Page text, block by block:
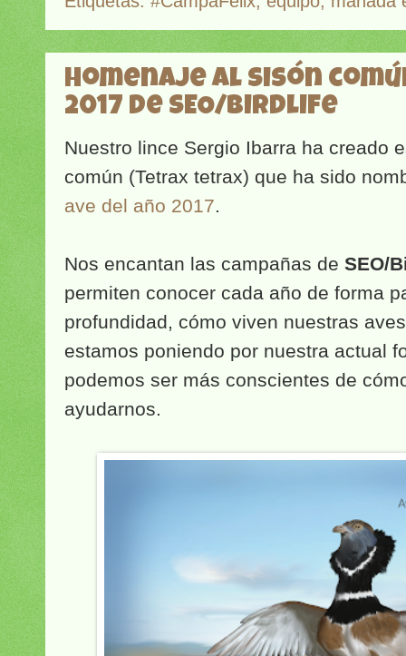
Homenaje al Sisón
2017 de SEO/Birdlife
Nuestro lince Sergio Ibarra ha creado
común (Tetrax tetrax) que ha sido
ave del año 2017.
Nos encantan las campañas de SEO/
permiten conocer cada año de forma
profundidad, cómo viven nuestras
estamos poniendo por nuestra actual
podemos ser más conscientes de
ayudarnos.